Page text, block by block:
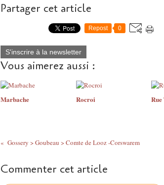
Partager cet article
Repost 0
S'inscrire à la newsletter
Vous aimerez aussi :
Marbache Rocroi
Gossery > Goubeau > Comte de Looz -Corswarem
Commenter cet article